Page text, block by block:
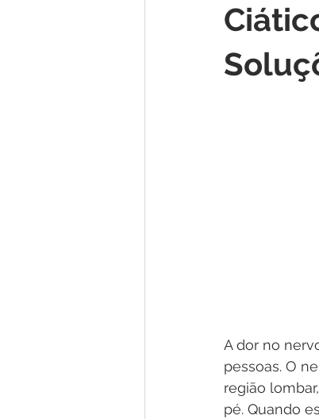
A dor no
pessoas. O
região
pé. Quando